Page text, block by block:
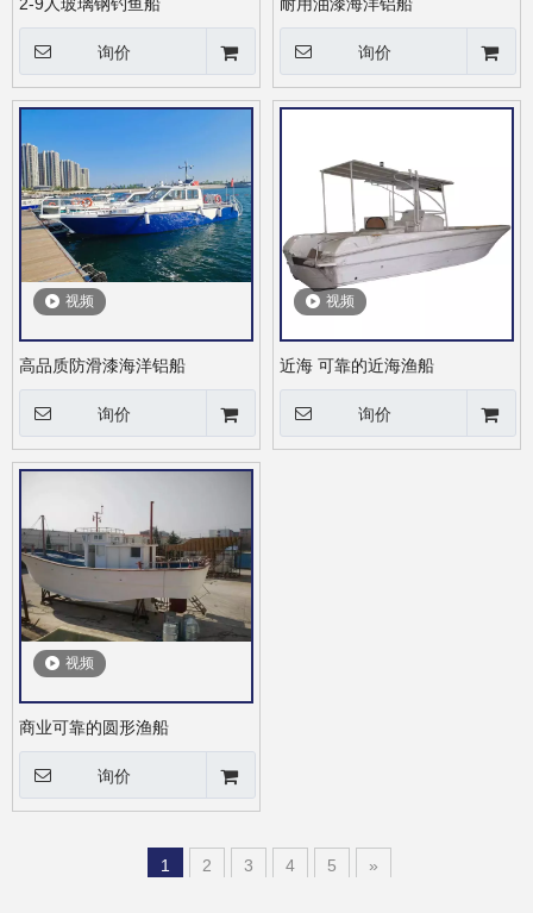
询价 询价
视频
高品质防滑漆海洋铝船
询价
视频
近海 可靠的近海渔船
询价
视频
商业可靠的圆形渔船
询价
1 2 3 4 5 »